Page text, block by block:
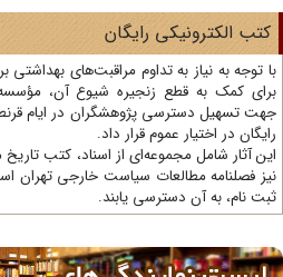
رایگان
زنجیره شیوع آن، مؤسسه مطالعات و
پژوهشگران در ایام قرنطینه بخشی از آثار
قرار داد.
از اسناد، کتب تاریخ معاصر، فصلنامه‌
سیاست خارجی تهران است که علاقه‌مندان
یابند.